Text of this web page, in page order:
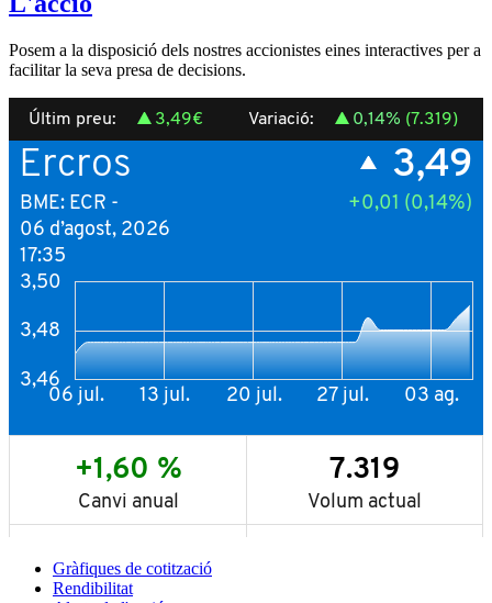
Posem a la disposició dels nostres accionistes eines interactives per a
facilitar la seva presa de decisions.
Gràfiques de cotització
Rendibilitat